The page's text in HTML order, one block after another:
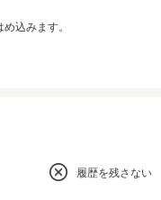
込みます。
履歴を残さない